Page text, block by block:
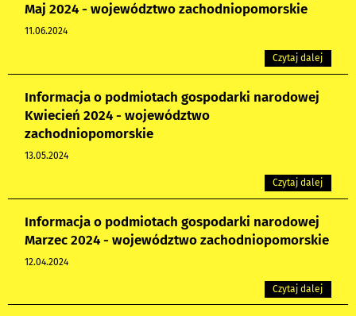
Maj 2024 - województwo zachodniopomorskie
11.06.2024
Czytaj dalej
Informacja o podmiotach gospodarki narodowej
Kwiecień 2024 - województwo
zachodniopomorskie
13.05.2024
Czytaj dalej
Informacja o podmiotach gospodarki narodowej
Marzec 2024 - województwo zachodniopomorskie
12.04.2024
Czytaj dalej